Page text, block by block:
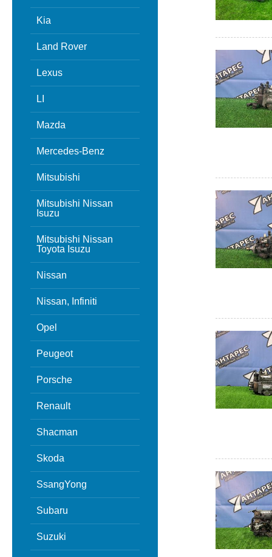
Kia
Land Rover
Lexus
LI
Mazda
Mercedes-Benz
Mitsubishi
Mitsubishi Nissan
Isuzu
Mitsubishi Nissan
Toyota Isuzu
Nissan
Nissan, Infiniti
Opel
Peugeot
Porsche
Renault
Shacman
Skoda
SsangYong
Subaru
Suzuki